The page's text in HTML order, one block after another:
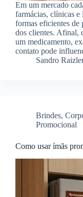
Em um mercado
farmácias, clínicas e
formas eficientes de
dos clientes. Afinal,
um medicamento,
contato pode
Sandro
Brindes,
Promocional
Como usar ímãs